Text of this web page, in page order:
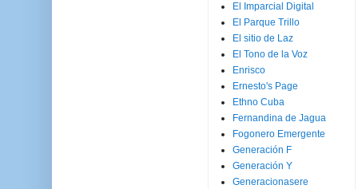
El Imparcial Digital
El Parque Trillo
El sitio de Laz
El Tono de la Voz
Enrisco
Ernesto's Page
Ethno Cuba
Fernandina de Jagua
Fogonero Emergente
Generación F
Generación Y
Generacionasere